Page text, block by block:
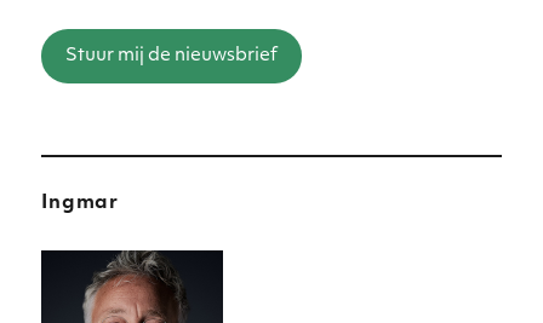
Stuur mij de nieuwsbrief
Ingmar